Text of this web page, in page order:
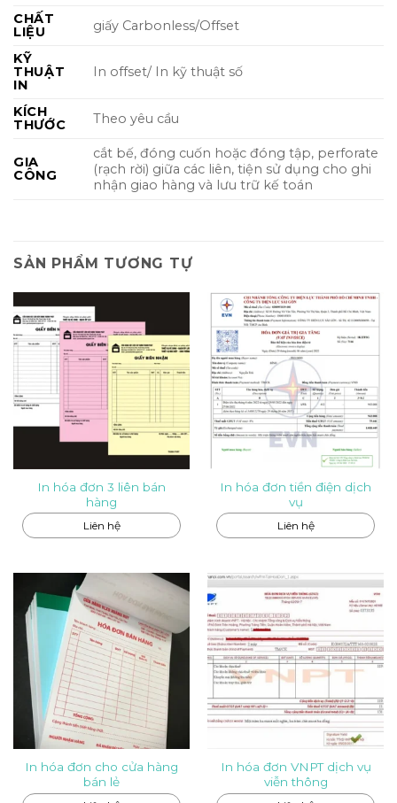
CHẤT
LIỆU
giấy Carbonless/Offset
KỸ
THUẬT
IN
In offset/ In kỹ thuật số
KÍCH
THƯỚC
Theo yêu cầu
GIA
CÔNG
cắt bế, đóng cuốn hoặc đóng tập, perforate
(rạch rời) giữa các liên, tiện sử dụng cho ghi
nhận giao hàng và lưu trữ kế toán
SẢN PHẨM TƯƠNG TỰ
In hóa đơn 3 liên bán
hàng
Liên hệ
In hóa đơn tiền điện dịch
vụ
Liên hệ
In hóa đơn cho cửa hàng
bán lẻ
In hóa đơn VNPT dịch vụ
viễn thông